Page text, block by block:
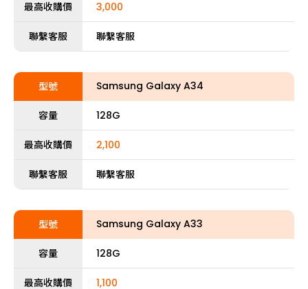
最高收購價 3,000
聯繫客服 聯繫客服
型號 Samsung Galaxy A34
容量 128G
最高收購價 2,100
聯繫客服 聯繫客服
型號 Samsung Galaxy A33
容量 128G
最高收購價 1,100